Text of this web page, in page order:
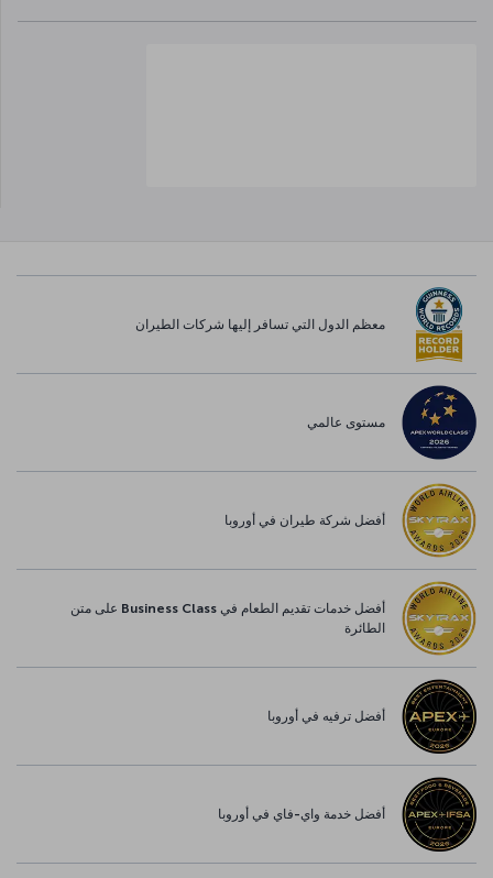
معظم الدول التي تسافر إليها شركات الطيران
مستوى عالمي
أفضل شركة طيران في أوروبا
أفضل خدمات تقديم الطعام في Business Class على متن
الطائرة
أفضل ترفيه في أوروبا
أفضل خدمة واي-فاي في أوروبا